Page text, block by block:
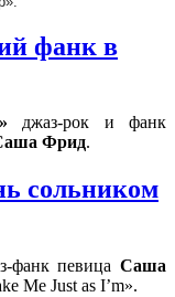
фанк в
джаз-рок и фанк
Фрид.
сольником
фанк певицаСаша
Me Just as I’m».